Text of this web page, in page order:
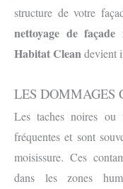
structure de votre
nettoyage de façade
Habitat Cleandevient
LES DOMMAGES
Les taches noires ou
fréquentes et sont
moisissure. Ces
dans les zones